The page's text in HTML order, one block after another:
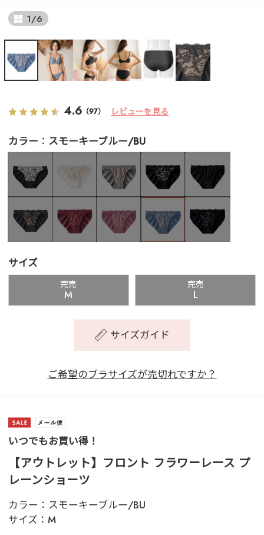
1/6
4.6 （97） レビューを見る
カラー スモーキーブルー/BU
サイズ
完売
M
完売
L
サイズガイド
ご希望のブラサイズが売切れですか？
いつでもお買い得！
【アウトレット】フロント フラワーレース プ
レーンショーツ
カラー： スモーキーブルー/BU
サイズ： M